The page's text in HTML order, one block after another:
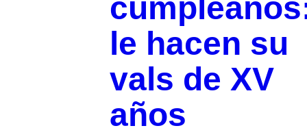
le hacen su
vals de XV
años